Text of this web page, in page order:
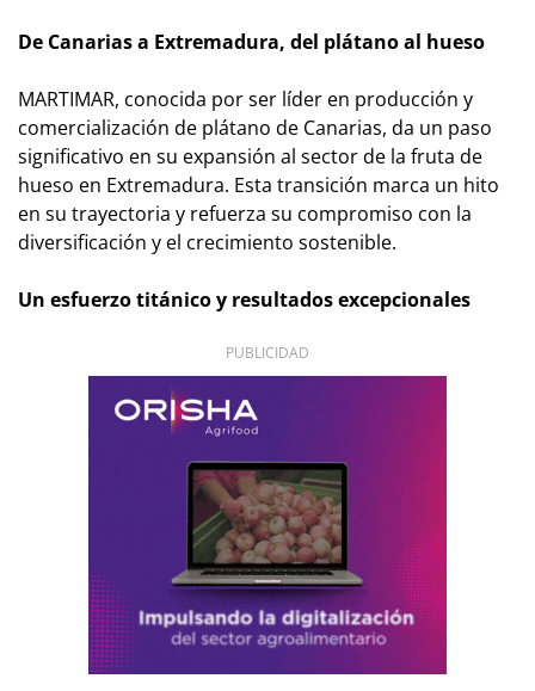
De Canarias a Extremadura, del plátano al hueso
MARTIMAR, conocida por ser líder en producción y
comercialización de plátano de Canarias, da un paso
significativo en su expansión al sector de la fruta de
hueso en Extremadura. Esta transición marca un hito
en su trayectoria y refuerza su compromiso con la
diversificación y el crecimiento sostenible.
Un esfuerzo titánico y resultados excepcionales
PUBLICIDAD